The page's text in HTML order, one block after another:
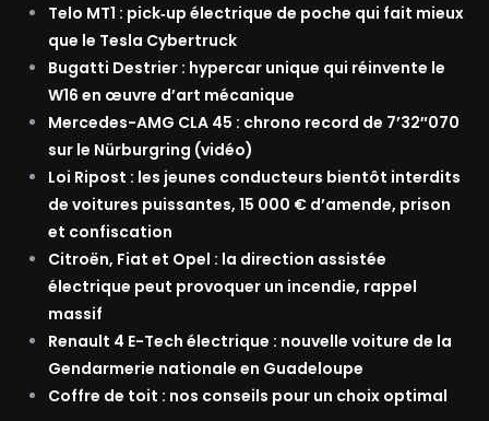
Telo MT1 : pick‑up électrique de poche qui fait mieux
que le Tesla Cybertruck
Bugatti Destrier : hypercar unique qui réinvente le
W16 en œuvre d’art mécanique
Mercedes-AMG CLA 45 : chrono record de 7’32″070
sur le Nürburgring (vidéo)
Loi Ripost : les jeunes conducteurs bientôt interdits
de voitures puissantes, 15 000 € d’amende, prison
et confiscation
Citroën, Fiat et Opel : la direction assistée
électrique peut provoquer un incendie, rappel
massif
Renault 4 E-Tech électrique : nouvelle voiture de la
Gendarmerie nationale en Guadeloupe
Coffre de toit : nos conseils pour un choix optimal